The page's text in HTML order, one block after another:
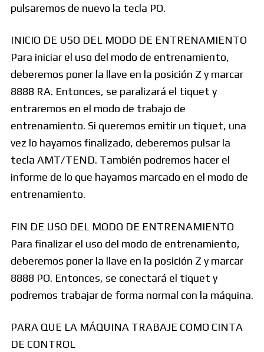
pulsaremos de nuevo la tecla PO.
INICIO DE USO DEL MODO DE ENTRENAMIENTO
Para iniciar el uso del modo de entrenamiento,
deberemos poner la llave en la posición Z y marcar
8888 RA. Entonces, se paralizará el tiquet y
entraremos en el modo de trabajo de
entrenamiento. Si queremos emitir un tiquet, una
vez lo hayamos finalizado, deberemos pulsar la
tecla AMT/TEND. También podremos hacer el
informe de lo que hayamos marcado en el modo de
entrenamiento.
FIN DE USO DEL MODO DE ENTRENAMIENTO
Para finalizar el uso del modo de entrenamiento,
deberemos poner la llave en la posición Z y marcar
8888 PO. Entonces, se conectará el tiquet y
podremos trabajar de forma normal con la máquina.
PARA QUE LA MÁQUINA TRABAJE COMO CINTA
DE CONTROL